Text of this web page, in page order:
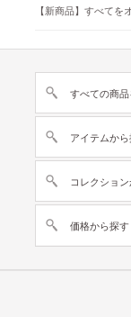
すべての商品
アイテムから
コレクショ
価格から探す